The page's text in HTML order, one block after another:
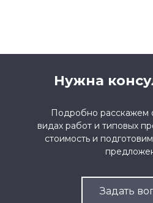
Нужна
Подробно расскажем
видах работ и типовых
стоимость и
Задать